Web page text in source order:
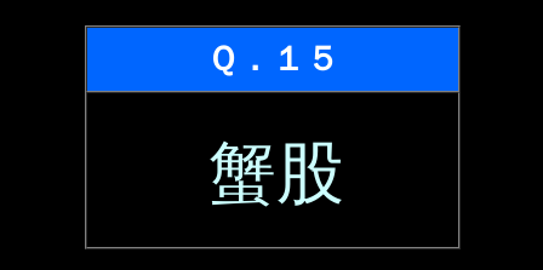
Ｑ．１５
蟹股